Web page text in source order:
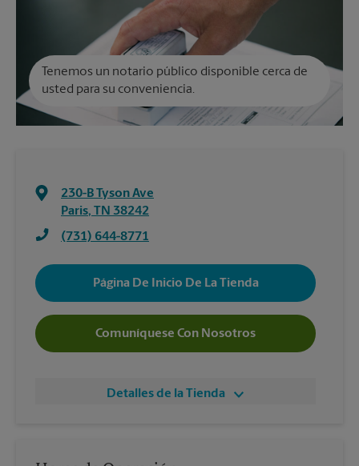
Tenemos un notario público disponible cerca de
usted para su conveniencia.
230-B Tyson Ave
Paris, TN 38242
(731) 644-8771
Página De Inicio De La Tienda
Comuníquese Con Nosotros
Detalles de la Tienda